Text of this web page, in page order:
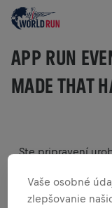
APP RUN
MADE THAT
Ste pripravení
jedinečnom
Vaše osobné
zlepšovanie